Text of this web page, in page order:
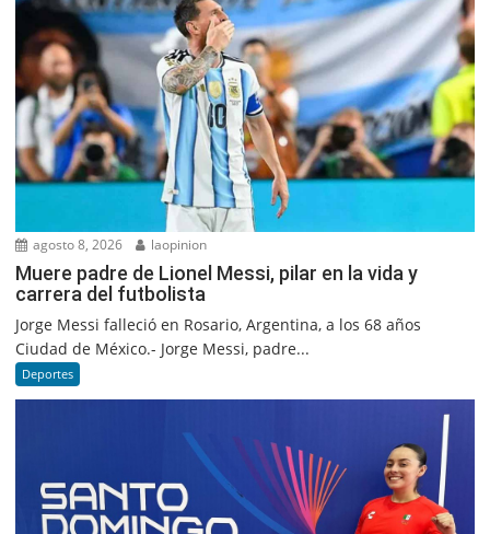
agosto 8, 2026 laopinion
Muere padre de Lionel Messi, pilar en la vida y
carrera del futbolista
Jorge Messi falleció en Rosario, Argentina, a los 68 años
Ciudad de México.- Jorge Messi, padre...
Deportes